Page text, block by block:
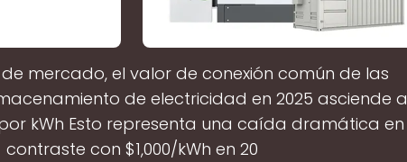
mercado, el valor de conexión común de las
de electricidad en 2025 asciende a
kWh Esto representa una caída dramática en
contraste con $1,000/kWh en 20